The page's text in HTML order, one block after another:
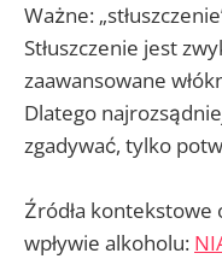
Ważne:
Stłuszczenie jest
zaawansowane
Dlatego
zgadywać, tylko
Źródła
wpływie alkoholu: